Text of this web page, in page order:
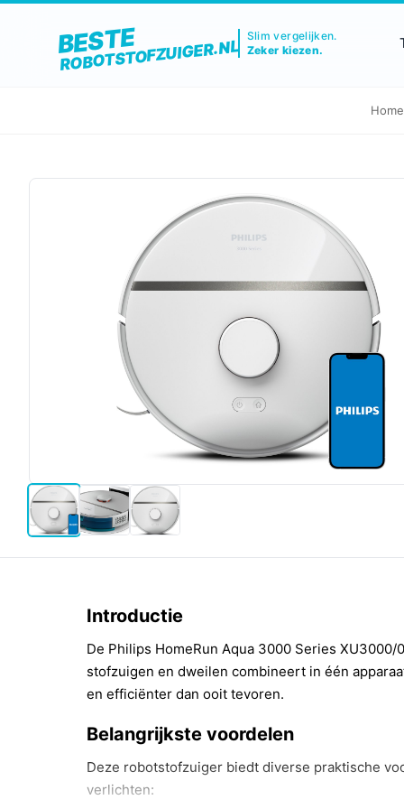
BESTE
ROBOTSTOFZUIGER.NL
Slim vergelijken.
Zeker kiezen.
Home
Introductie
De Philips HomeRun Aqua 3000 Series
stofzuigen en dweilen combineert in één
en efficiënter dan ooit tevoren.
Belangrijkste voordelen
Deze robotstofzuiger biedt diverse praktische
verlichten: